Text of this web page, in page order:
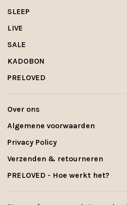
SLEEP
LIVE
SALE
KADOBON
PRELOVED
Over ons
Algemene voorwaarden
Privacy Policy
Verzenden & retourneren
PRELOVED - Hoe werkt het?